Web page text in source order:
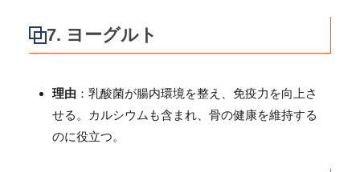
7. ヨーグルト
理由 ：乳酸菌が腸内環境を整え、免疫力を向上さ
せる。カルシウムも含まれ、骨の健康を維持する
のに役立つ。